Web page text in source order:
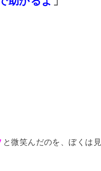
と微笑んだのを、ぼくは